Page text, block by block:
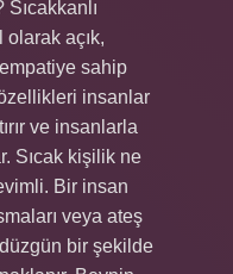
açık,
sahip
insanlar
ve insanlarla
Sıcak kişilik ne
Bir insan
veya ateş
düzgün bir şekilde